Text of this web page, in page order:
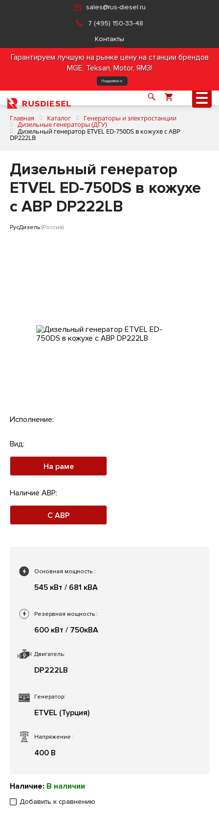
sales@rus-diesel.ru
7 (495) 150-33-48
Контакты
Гарантируем лучшую на рынке цену на станции брендов
MGE, Teksan, Motor, ЯМЗ!
Подробнее
Продукция
Главная Каталог Генераторы и электростанции
Дизельные генераторы (ДГУ)
Дизельный генератор ETVEL ED-750DS в кожухе с АВР
DP222LB
Дизельный генератор
ETVEL ED-750DS в кожухе
с АВР DP222LB
РусДизель (Россия)
Исполнение:
Вид:
На раме
Наличие АВР:
С АВР
Основная мощность :
545 кВт / 681 кВА
Двигатель:
DP222LB
Напряжение :
400 В
Резервная мощность :
600 кВт / 750кВА
Генератор:
ETVEL (Турция)
Наличие: В наличии
Добавить к сравнению